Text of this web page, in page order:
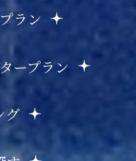
ラン
ープラン
グ